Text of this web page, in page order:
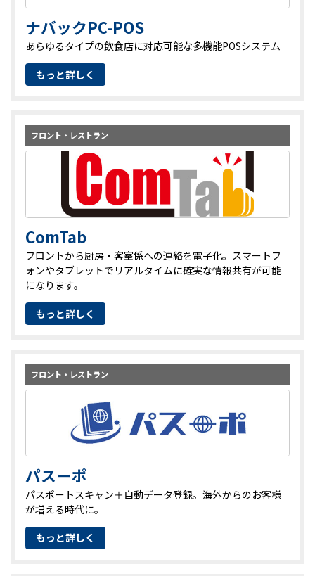
ナバックPC-POS
あらゆるタイプの飲食店に対応可能な多機能POSシステム
もっと詳しく
フロント・レストラン
ComTab
フロントから厨房・客室係への連絡を電子化。スマートフ
ォンやタブレットでリアルタイムに確実な情報共有が可能
になります。
もっと詳しく
フロント・レストラン
パスーポ
パスポートスキャン＋自動データ登録。海外からのお客様
が増える時代に。
もっと詳しく